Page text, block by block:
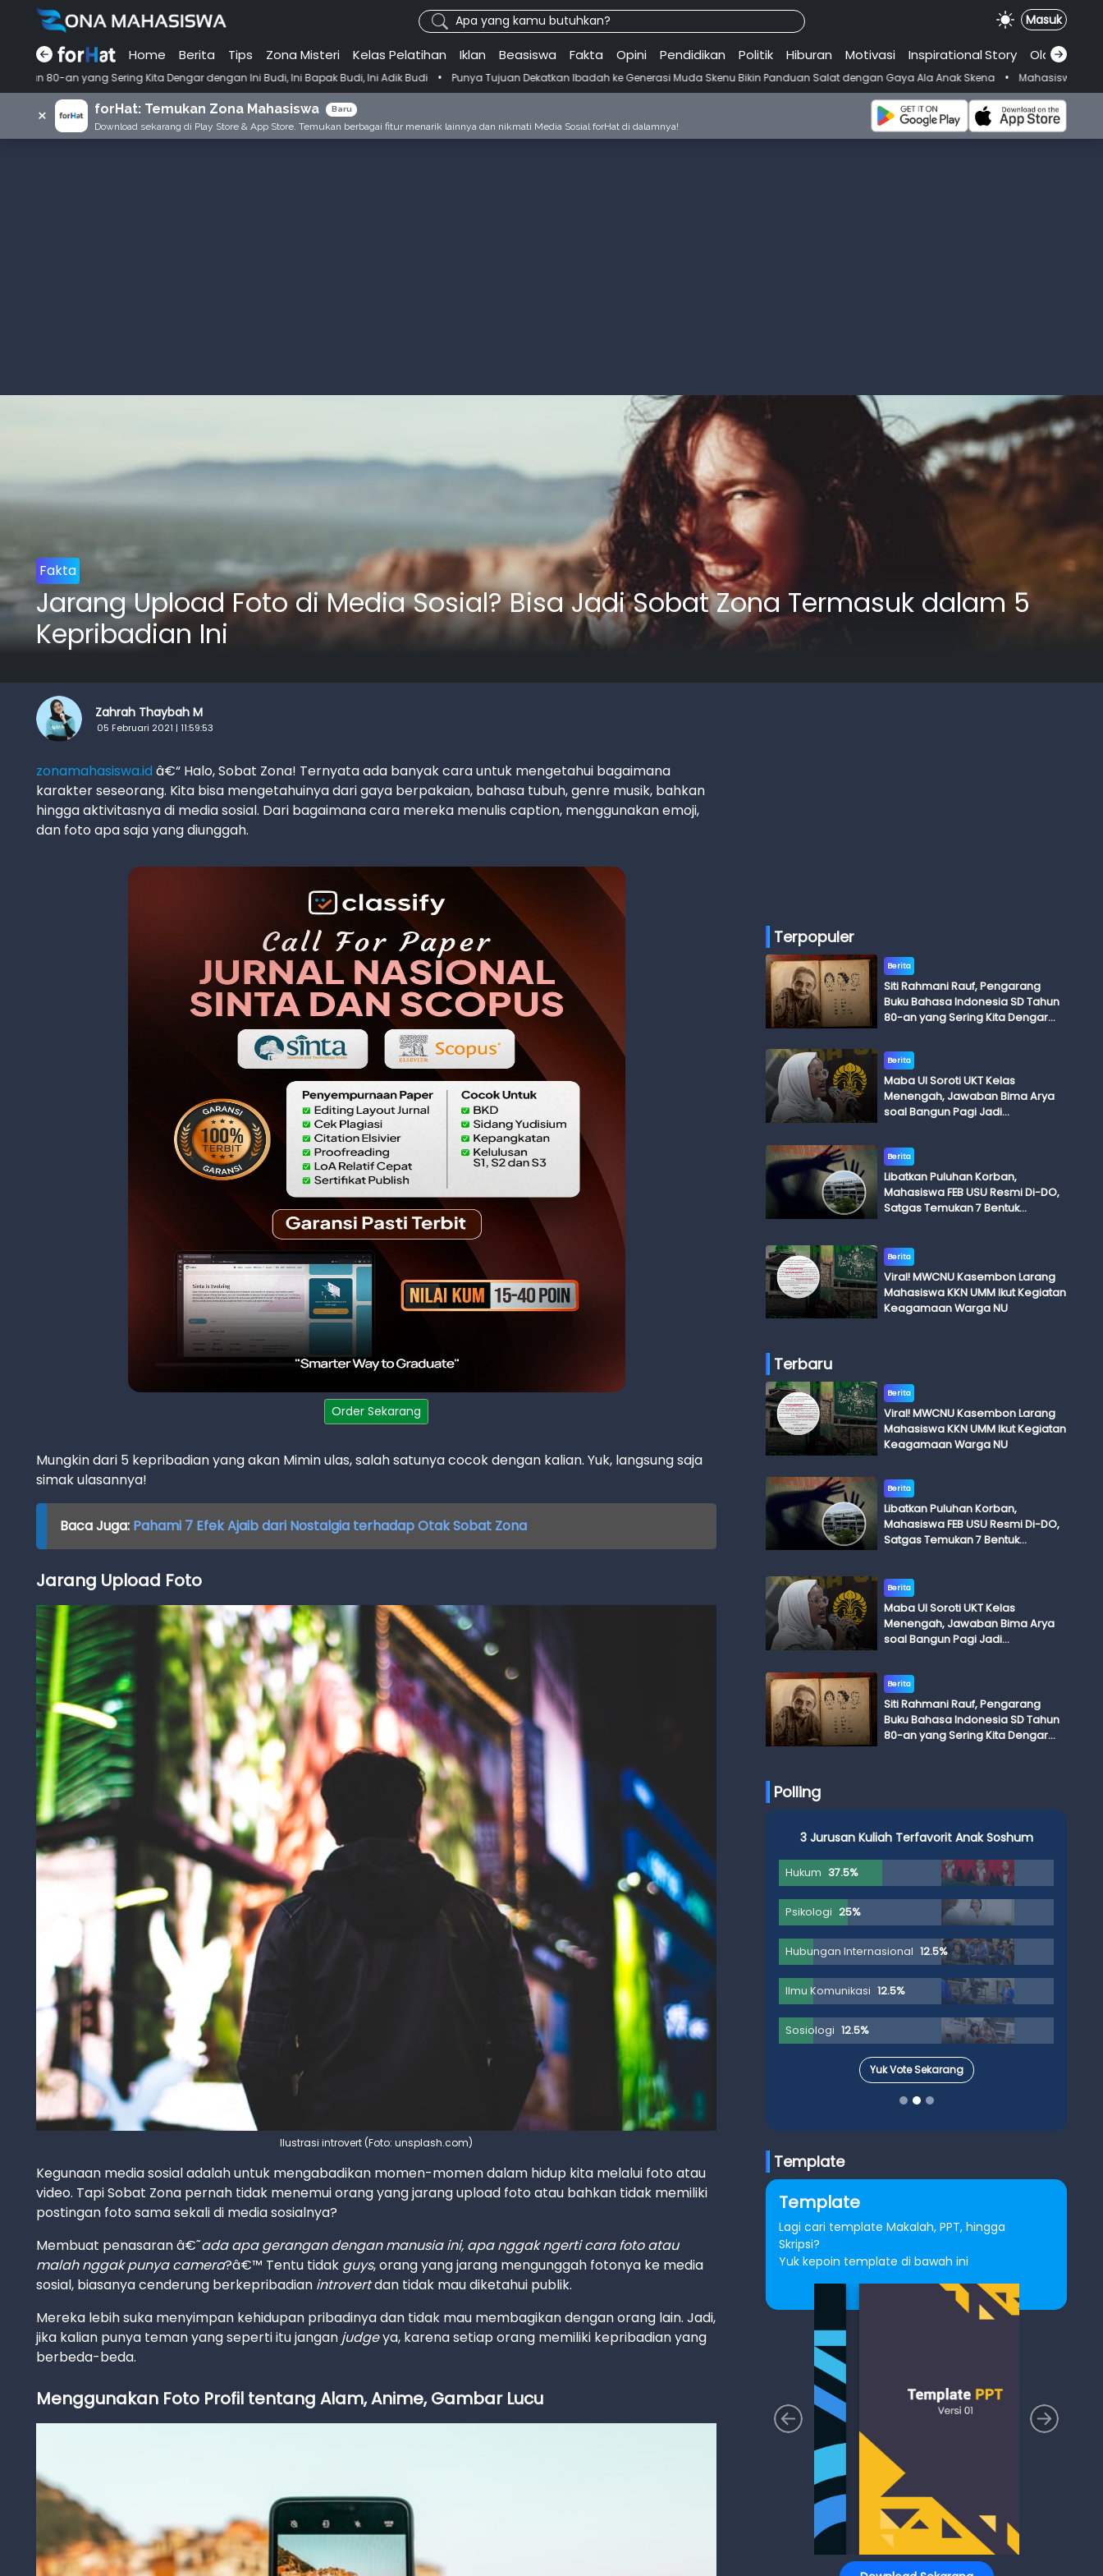
Apa yang kamu butuhkan? Masuk
Home Berita Tips Zona Misteri Kelas Pelatihan Iklan Beasiswa Fakta Opini Pendidikan Politik Hiburan Motivasi Inspirational.Story Olahraga
Sering Kita Dengar dengan Ini Budi, Ini Bapak Budi, Ini Adik Budi • Punya Tujuan Dekatkan Ibadah ke Generasi Muda Skenu Bikin Panduan Salat dengan Gaya Ala Anak Skena • Mahasiswi Prodi FKM-Undana
× forHat: Temukan Zona Mahasiswa Baru
Download sekarang di Play Store & App Store. Temukan berbagai fitur menarik lainnya dan nikmati Media Sosial forHat di dalamnya!
Fakta
Jarang Upload Foto di Media Sosial? Bisa Jadi Sobat Zona Termasuk dalam 5
Kepribadian Ini
Zahrah Thaybah M
05 Februari 2021 | 11:59:53
zonamahasiswa.id â€“ Halo, Sobat Zona! Ternyata ada banyak cara untuk mengetahui bagaimana
karakter seseorang. Kita bisa mengetahuinya dari gaya berpakaian, bahasa tubuh, genre musik, bahkan
hingga aktivitasnya di media sosial. Dari bagaimana cara mereka menulis caption, menggunakan emoji,
dan foto apa saja yang diunggah.
Order Sekarang
Mungkin dari 5 kepribadian yang akan Mimin ulas, salah satunya cocok dengan kalian. Yuk, langsung saja
simak ulasannya!
Baca Juga: Pahami 7 Efek Ajaib dari Nostalgia terhadap Otak Sobat Zona
Jarang Upload Foto
Ilustrasi introvert (Foto: unsplash.com)
Kegunaan media sosial adalah untuk mengabadikan momen-momen dalam hidup kita melalui foto atau
video. Tapi Sobat Zona pernah tidak menemui orang yang jarang upload foto atau bahkan tidak memiliki
postingan foto sama sekali di media sosialnya?
Membuat penasaran â€˜ada apa gerangan dengan manusia ini, apa nggak ngerti cara foto atau
malah nggak punya camera?â€™ Tentu tidak guys, orang yang jarang mengunggah fotonya ke media
sosial, biasanya cenderung berkepribadian introvertdan tidak mau diketahui publik.
Mereka lebih suka menyimpan kehidupan pribadinya dan tidak mau membagikan dengan orang lain. Jadi,
jika kalian punya teman yang seperti itu jangan judgeya, karena setiap orang memiliki kepribadian yang
berbeda-beda.
Menggunakan Foto Profil tentang Alam, Anime, Gambar Lucu
Terpopuler
Berita
Siti Rahmani Rauf, Pengarang
Buku Bahasa Indonesia SD Tahun
80-an yang Sering Kita Dengar
Adik Budi
Berita
Maba UI Soroti UKT Kelas
Menengah, Jawaban Bima Arya
soal Bangun Pagi Jadi
Berita
Libatkan Puluhan Korban,
Mahasiswa FEB USU Resmi Di-DO,
Satgas Temukan 7 Bentuk
Berita
Viral! MWCNU Kasembon Larang
Mahasiswa KKN UMM Ikut Kegiatan
Keagamaan Warga NU
Terbaru
Berita
Viral! MWCNU Kasembon Larang
Mahasiswa KKN UMM Ikut Kegiatan
Keagamaan Warga NU
Berita
Libatkan Puluhan Korban,
Mahasiswa FEB USU Resmi Di-DO,
Satgas Temukan 7 Bentuk
Berita
Maba UI Soroti UKT Kelas
Menengah, Jawaban Bima Arya
soal Bangun Pagi Jadi
Berita
Siti Rahmani Rauf, Pengarang
Buku Bahasa Indonesia SD Tahun
80-an yang Sering Kita Dengar
Polling
3 Jurusan Kuliah Terfavorit Anak Soshum
Hukum 37.5%
Psikologi 25%
Hubungan Internasional 12.5%
Ilmu Komunikasi 12.5%
Sosiologi 12.5%
Yuk Vote Sekarang
Template
Template
Lagi cari template Makalah, PPT, hingga
Skripsi?
Yuk kepoin template di bawah ini